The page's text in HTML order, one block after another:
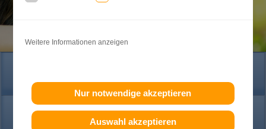
Weitere Informationen anzeigen
Nur notwendige akzeptieren
Auswahl akzeptieren
Ganzheitliche-Kieferorthopädie
Erwachsenen-Kieferorthopädie
PRAXIS